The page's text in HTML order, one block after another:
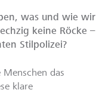
was und wie wir
keine Röcke –
Stilpolizei?
das
klare